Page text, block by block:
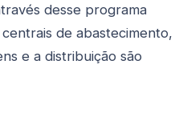
desse programa
de abastecimento,
e a distribuição são